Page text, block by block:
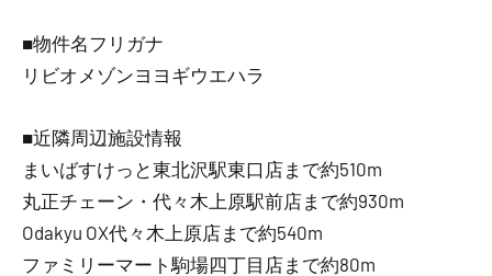
■物件名フリガナ
リビオメゾンヨヨギウエハラ
■近隣周辺施設情報
まいばすけっと東北沢駅東口店まで約510m
丸正チェーン・代々木上原駅前店まで約930m
Odakyu OX代々木上原店まで約540m
ファミリーマート駒場四丁目店まで約80m